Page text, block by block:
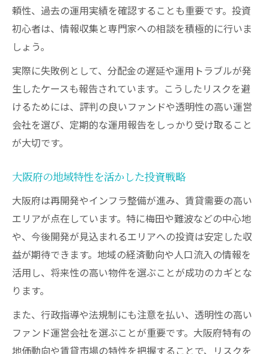
頼性、過去の運用実績を確認することも重要です。投資
初心者は、情報収集と専門家への相談を積極的に行いま
しょう。
実際に失敗例として、分配金の遅延や運用トラブルが発
生したケースも報告されています。こうしたリスクを避
けるためには、評判の良いファンドや透明性の高い運営
会社を選び、定期的な運用報告をしっかり受け取ること
が大切です。
大阪府の地域特性を活かした投資戦略
大阪府は再開発やインフラ整備が進み、賃貸需要の高い
エリアが点在しています。特に梅田や難波などの中心地
や、今後開発が見込まれるエリアへの投資は安定した収
益が期待できます。地域の経済動向や人口流入の情報を
活用し、将来性の高い物件を選ぶことが成功のカギとな
ります。
また、行政指導や法規制にも注意を払い、透明性の高い
ファンド運営会社を選ぶことが重要です。大阪府特有の
地価動向や賃貸市場の特性を把握することで、リスクを